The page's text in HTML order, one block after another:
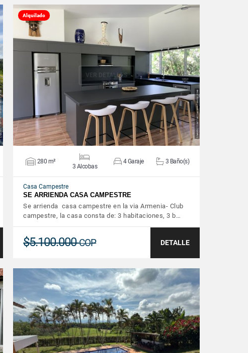
Alquilado
VER DETALLES
280 m²
3 Alcobas
4 Garaje 3 Baño(s)
Casa Campestre
SE ARRIENDA CASA CAMPESTRE
Se arrienda casa campestre en la via Armenia- Club
campestre, la casa consta de: 3 habitaciones, 3 b…
$5.100.000COP DETALLE
VER DETALLES